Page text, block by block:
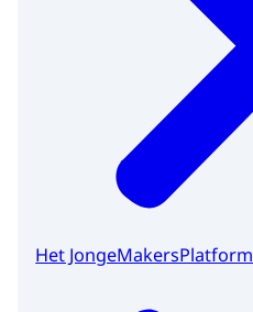
Het JongeMakersPlatform